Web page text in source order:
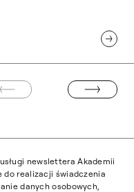
okresie 12 miesięcy od
NASTĘPNA
newslettera Akademii
do realizacji świadczenia
danych osobowych,